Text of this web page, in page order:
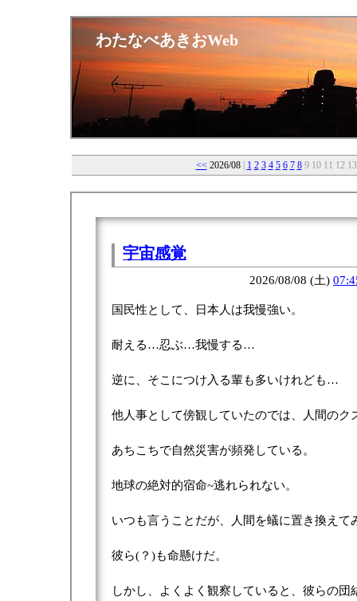
わたなべあきおWeb
<< 2026/08| 1 2 3 4 5 6 7 89 10 11 12
宇宙感覚
2026/08/08 (土)
国民性として、日本人は我慢強い。
耐える…忍ぶ…我慢する…
逆に、そこにつけ入る輩も多いけれども…
他人事として傍観していたのでは、人間のク
あちこちで自然災害が頻発している。
地球の絶対的宿命~逃れられない。
いつも言うことだが、人間を蟻に置き換えて
彼ら(？)も命懸けだ。
しかし、よくよく観察していると、彼らの団